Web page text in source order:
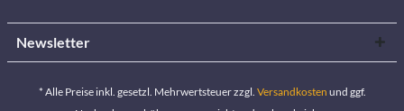
Newsletter
* Alle Preise inkl. gesetzl. Mehrwertsteuer zzgl. Versandkosten und ggf.